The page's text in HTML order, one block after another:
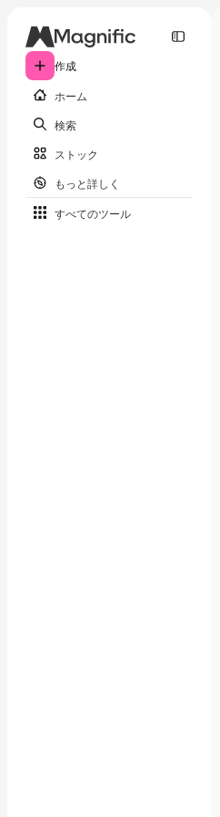
作成
ホーム
検索
ストック
もっと詳しく
すべてのツール